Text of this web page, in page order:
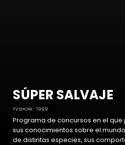
SÚPER SALVAJE
TV SHOW 1999
Programa de concursos en el
sus conocimientos sobre el
de distintas especies, sus